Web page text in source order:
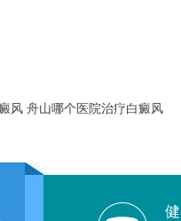
风 舟山哪个医院治疗白癜风